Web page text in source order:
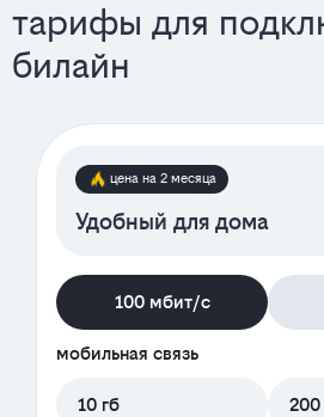
тарифы для
билайн
цена на 2 месяца
Удобный для дома
100 мбит/с
мобильная связь
10 гб 200